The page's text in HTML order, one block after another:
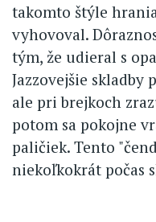
takomto štýle
vyhovoval.
tým, že udieral s
Jazzovejšie
ale pri brejkoch
potom sa pokojne
paličiek. Tento
niekoľkokrát počas